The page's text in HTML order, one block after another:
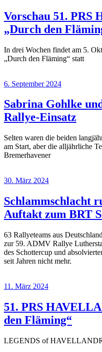
Vorschau 51. PRS
„Durch den
In drei Wochen findet am 5.
„Durch den Fläming“ statt
6. September 2024
Sabrina Gohlke
Rallye-Einsatz
Selten waren die beiden
am Start, aber die alljährliche
Bremerhavener
30. März 2024
Schlammschlacht
Auftakt zum BRT
63 Rallyeteams aus
zur 59. ADMV Rallye
des Schottercup und
seit Jahren nicht mehr.
11. März 2024
51. PRS
den Fläming“
LEGENDS of